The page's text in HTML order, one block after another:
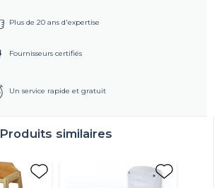
Plus de 20 ans d'expertise
Fournisseurs certifiés
Un service rapide et gratuit
Produits similaires